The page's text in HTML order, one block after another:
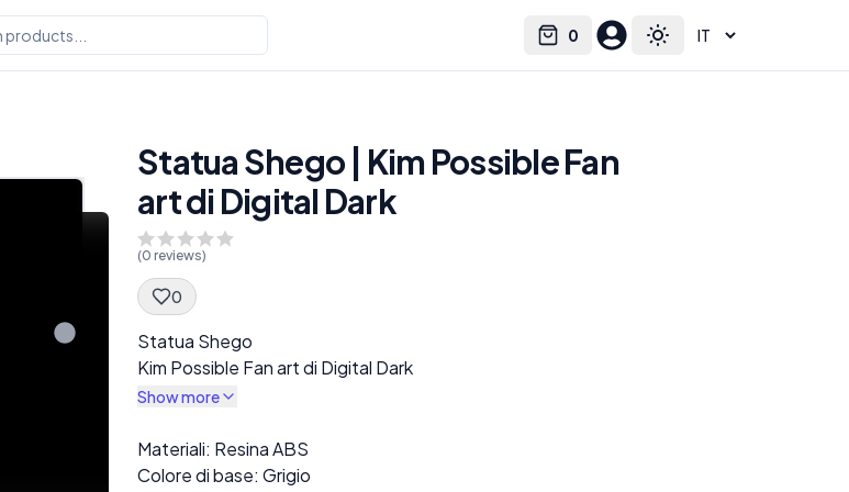
0
Cart Toggle theme
Select language
Statua Shego | Kim Possible Fan
art di Digital Dark
(0 reviews)
0
Spec Description
Statua Shego
Kim Possible Fan art di Digital Dark
Show more
Description
Materiali: Resina ABS
Colore di base: Grigio